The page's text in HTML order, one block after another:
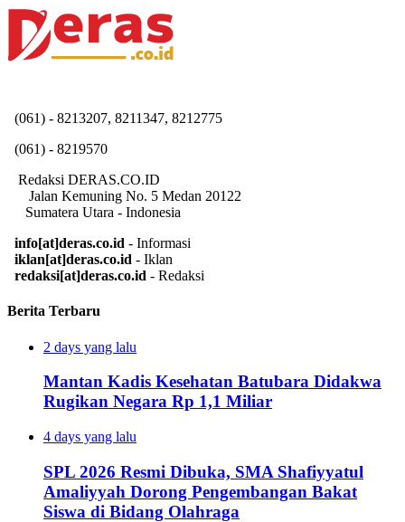
(061) - 8213207, 8211347, 8212775
(061) - 8219570
Redaksi DERAS.CO.ID
Jalan Kemuning No. 5 Medan 20122
Sumatera Utara - Indonesia
info[at]deras.co.id - Informasi
iklan[at]deras.co.id - Iklan
redaksi[at]deras.co.id - Redaksi
Berita Terbaru
2 days yang lalu
Mantan Kadis Kesehatan Batubara Didakwa
Rugikan Negara Rp 1,1 Miliar
4 days yang lalu
SPL 2026 Resmi Dibuka, SMA Shafiyyatul
Amaliyyah Dorong Pengembangan Bakat
Siswa di Bidang Olahraga